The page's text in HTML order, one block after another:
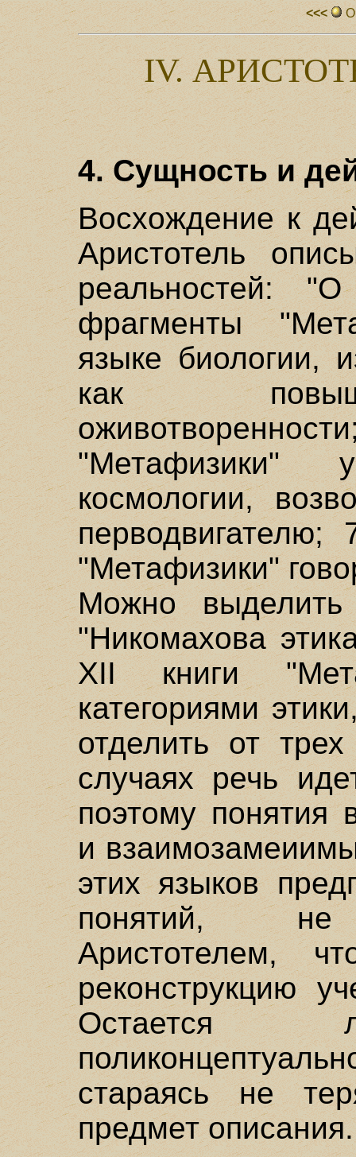
<<<
IV.
4. Сущность и
Восхождение к
Аристотель
реальностей:
фрагменты
языке биологии,
как
"Метафизики"
космологии,
"Метафизики"
Можно
"Никомахова
XII книги
категориями
отделить от
случаях речь
поэтому понятия
и
этих языков
понятий, не
Аристотелем,
реконструкцию
Остается
стараясь не
предмет описания.